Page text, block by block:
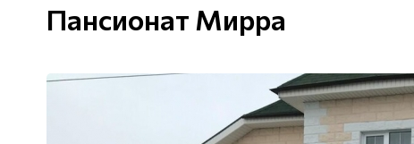
Пансионат Мирра